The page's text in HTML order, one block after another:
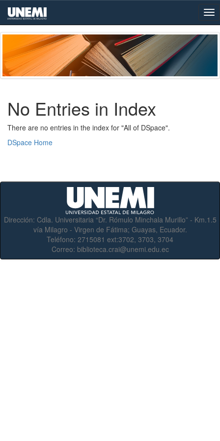
Skip
navigation
No Entries in Index
There are no entries in the index for "All of DSpace".
DSpace Home
Dirección: Cdla. Universitaria “Dr. Rómulo Minchala Murillo” - Km.1.5
vía Milagro - Virgen de Fátima; Guayas, Ecuador.
Teléfono: 2715081 ext:3702, 3703, 3704
Correo: biblioteca.crai@unemi.edu.ec